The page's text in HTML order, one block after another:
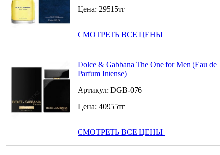
Цена: 29515тг
СМОТРЕТЬ ВСЕ ЦЕНЫ
Dolce & Gabbana The One for Men (Eau de
Parfum Intense)
Артикул: DGB-076
Цена: 40955тг
СМОТРЕТЬ ВСЕ ЦЕНЫ